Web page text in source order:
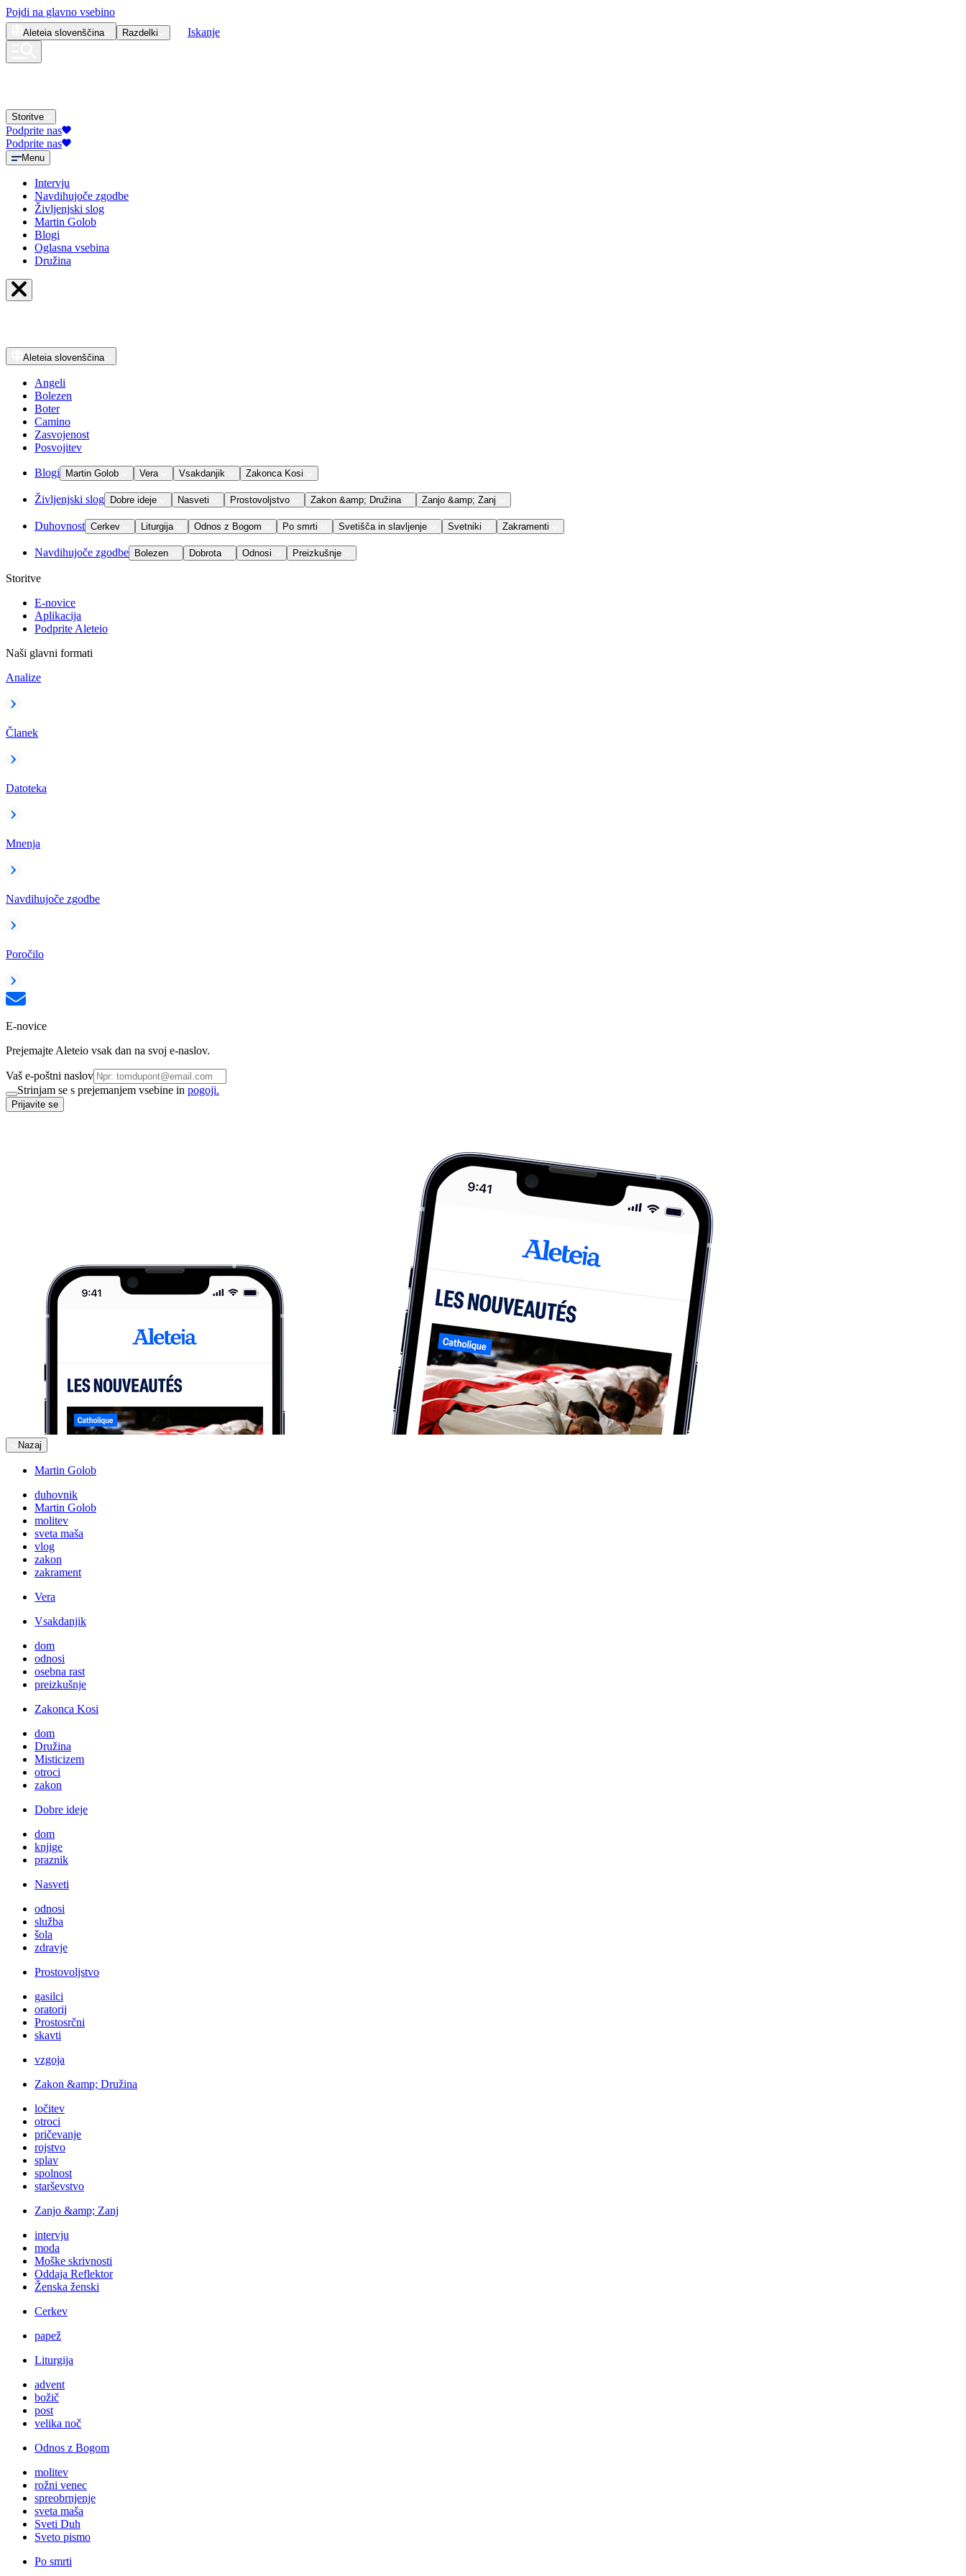
Pojdi na glavno vsebino
Aleteia slovenščina Razdelki Iskanje
Storitve
Podprite nas
Podprite nas
Menu
Intervju
Navdihujoče zgodbe
Življenjski slog
Martin Golob
Blogi
Oglasna vsebina
Družina
Aleteia slovenščina
Angeli
Bolezen
Boter
Camino
Zasvojenost
Posvojitev
Blogi Martin Golob Vera Vsakdanjik Zakonca Kosi
Življenjski slog Dobre ideje Nasveti Prostovoljstvo Zakon &amp; Družina Zanjo &amp; Zanj
Duhovnost Cerkev Liturgija Odnos z Bogom Po smrti Svetišča in slavljenje Svetniki Zakramenti
Navdihujoče zgodbe Bolezen Dobrota Odnosi Preizkušnje
Storitve
E-novice
Aplikacija
Podprite Aleteio
Naši glavni formati
Analize
Članek
Datoteka
Mnenja
Navdihujoče zgodbe
Poročilo
E-novice
Prejemajte Aleteio vsak dan na svoj e-naslov.
Vaš e-poštni naslov
Strinjam se s prejemanjem vsebine in pogoji.
Prijavite se
Nazaj
Martin Golob
duhovnik
Martin Golob
molitev
sveta maša
vlog
zakon
zakrament
Vera
Vsakdanjik
dom
odnosi
osebna rast
preizkušnje
Zakonca Kosi
dom
Družina
Misticizem
otroci
zakon
Dobre ideje
dom
knjige
praznik
Nasveti
odnosi
služba
šola
zdravje
Prostovoljstvo
gasilci
oratorij
Prostosrčni
skavti
vzgoja
Zakon &amp; Družina
ločitev
otroci
pričevanje
rojstvo
splav
spolnost
starševstvo
Zanjo &amp; Zanj
intervju
moda
Moške skrivnosti
Oddaja Reflektor
Ženska ženski
Cerkev
papež
Liturgija
advent
božič
post
velika noč
Odnos z Bogom
molitev
rožni venec
spreobrnjenje
sveta maša
Sveti Duh
Sveto pismo
Po smrti